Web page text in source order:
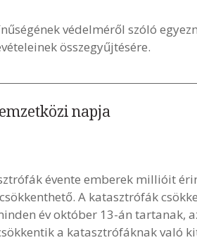
védelméről szóló
összegyűjtésére.
napja
évente emberek millióit
A katasztrófák
év október 13-án tartanak,
a katasztrófáknak való